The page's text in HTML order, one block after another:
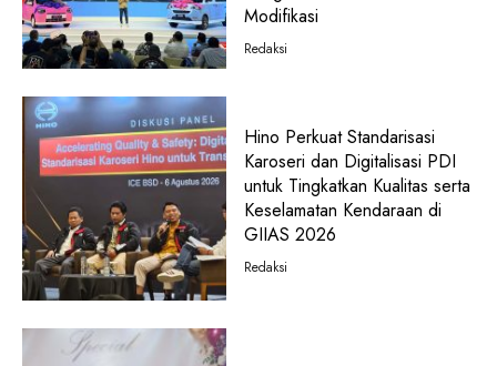
Modifikasi
Redaksi
Hino Perkuat Standarisasi
Karoseri dan Digitalisasi PDI
untuk Tingkatkan Kualitas serta
Keselamatan Kendaraan di
GIIAS 2026
Redaksi